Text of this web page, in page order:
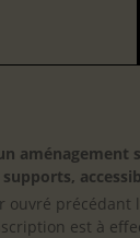
ouvré précédant
est à